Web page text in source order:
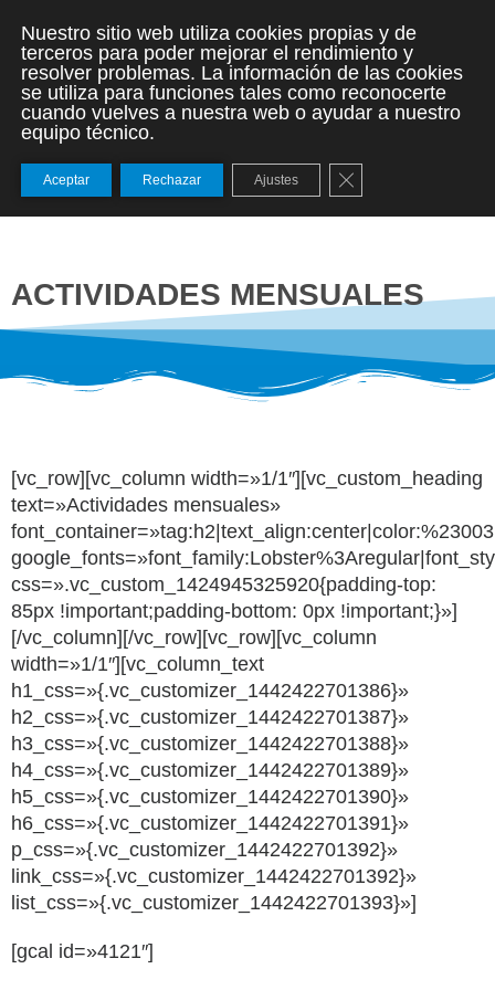
ACTIVIDADES MENSUALES
[vc_row][vc_column width=»1/1″][vc_custom_heading
text=»Actividades mensuales»
css=».vc_custom_1424945325920{padding-top:
85px !important;padding-bottom: 0px !important;}»]
[/vc_column][/vc_row][vc_row][vc_column
width=»1/1″][vc_column_text
h1_css=»{.vc_customizer_1442422701386}»
h2_css=»{.vc_customizer_1442422701387}»
h3_css=»{.vc_customizer_1442422701388}»
h4_css=»{.vc_customizer_1442422701389}»
h5_css=»{.vc_customizer_1442422701390}»
h6_css=»{.vc_customizer_1442422701391}»
p_css=»{.vc_customizer_1442422701392}»
link_css=»{.vc_customizer_1442422701392}»
list_css=»{.vc_customizer_1442422701393}»]
[gcal id=»4121″]
Nuestro sitio web utiliza cookies propias y de
terceros para poder mejorar el rendimiento y
resolver problemas. La información de las cookies
se utiliza para funciones tales como reconocerte
cuando vuelves a nuestra web o ayudar a nuestro
equipo técnico.
Aceptar Rechazar Ajustes Cerrar el banner de